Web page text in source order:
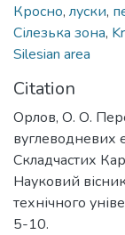
Кросно, луски,
Сілезька зона,
Silesian area
Citation
Орлов, О. О.
вуглеводневих
Складчастих
Науковий
технічного
5-10.